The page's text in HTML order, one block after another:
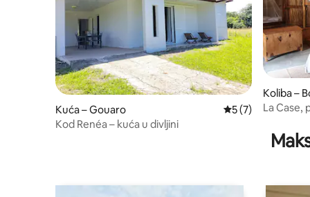
Kuća – Gouaro Prosječna
5 (7)
Kod Renéa – kuća u divljini
Koliba –
La Case,